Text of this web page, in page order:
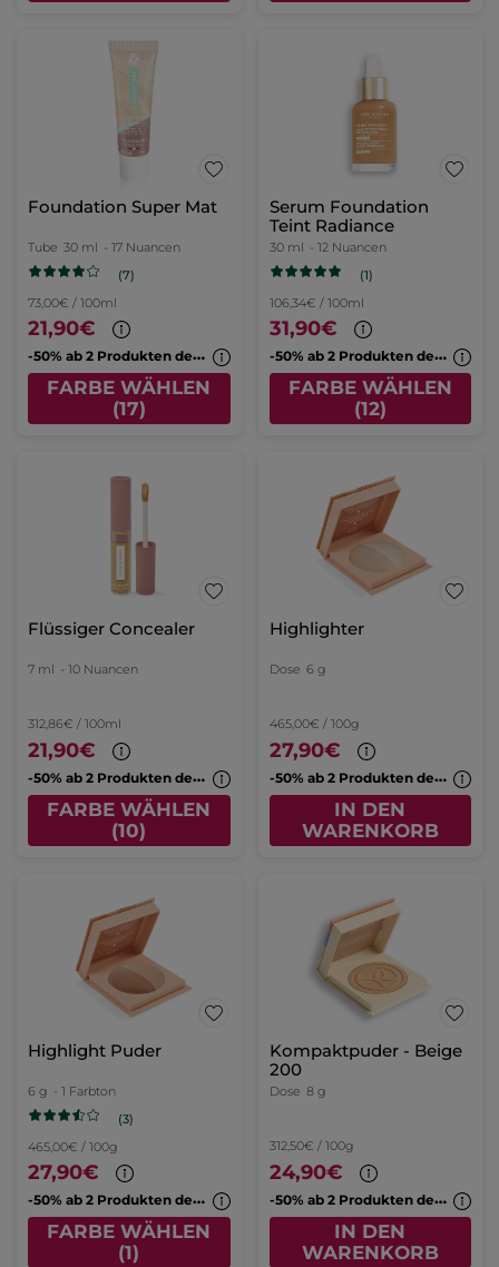
Foundation Super Mat
Tube 30 ml - 17 Nuancen
(7)
73,00€ / 100ml
21,90€
-
50% ab 2 Produkten deiner Wahl
FARBE WÄHLEN
(17)
Serum Foundation
Teint Radiance
30 ml - 12 Nuancen
(1)
106,34€ / 100ml
31,90€
-
50% ab 2 Produkten deiner Wahl
FARBE WÄHLEN
(12)
Flüssiger Concealer
7 ml - 10 Nuancen
312,86€ / 100ml
21,90€
-
50% ab 2 Produkten deiner Wahl
FARBE WÄHLEN
(10)
Highlighter
Dose 6 g
465,00€ / 100g
27,90€
-
50% ab 2 Produkten deiner Wahl
IN DEN
WARENKORB
Highlight Puder
6 g - 1 Farbton
(3)
465,00€ / 100g
27,90€
-
50% ab 2 Produkten deiner Wahl
FARBE WÄHLEN
(1)
Kompaktpuder - Beige
200
Dose 8 g
312,50€ / 100g
24,90€
-
50% ab 2 Produkten deiner Wahl
IN DEN
WARENKORB